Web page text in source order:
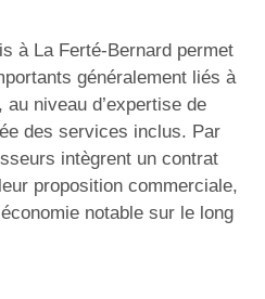
à La Ferté-Bernard permet
généralement liés à
niveau d’expertise de
des services inclus. Par
intègrent un contrat
proposition commerciale,
notable sur le long